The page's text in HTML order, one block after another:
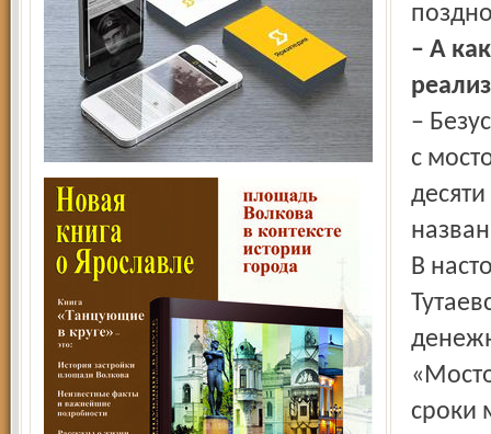
– А
–
с
В
сроки